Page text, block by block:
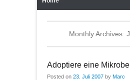
Monthly Archives:
Adoptiere eine Mikrobe
Posted on 23. Juli 2007 by Marc